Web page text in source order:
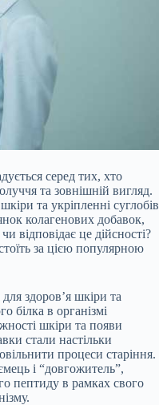
серед тих, хто
та зовнішній вигляд.
та укріпленні суглобів
колагенових добавок,
відповідає це дійсності?
за цією популярною
здоров’я шкіри та
білка в організмі
шкіри та появи
стали настільки
процеси старіння.
і “довгожитель”,
пептиду в рамках свого